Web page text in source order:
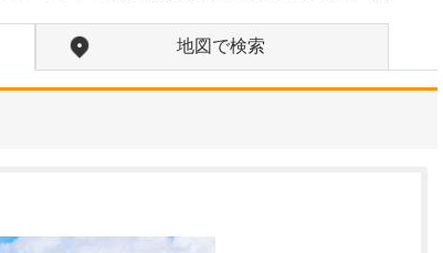
地図で検索
内視鏡検査は、どのくらいの頻度で受けるとよ
患者さんの年齢などにも
があり、大腸ポリープが